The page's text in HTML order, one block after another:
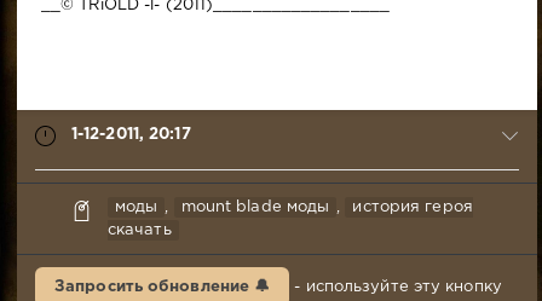
__© TRiOLD -l- (2011)__________________
1-12-2011, 20:17
TRiOLD
12-
моды , mount blade моды ,
история героя
скачать
Запросить обновление 🔔 - используйте эту кнопку